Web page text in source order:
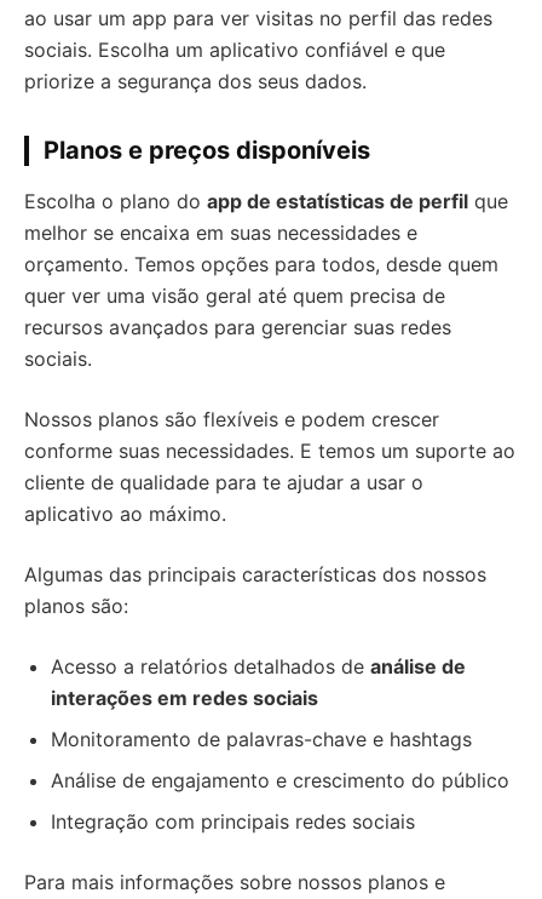
ao usar um app para ver visitas no perfil das redes
sociais. Escolha um aplicativo confiável e que
priorize a segurança dos seus dados.
Planos e preços disponíveis
Escolha o plano do app de estatísticas de perfil que
melhor se encaixa em suas necessidades e
orçamento. Temos opções para todos, desde quem
quer ver uma visão geral até quem precisa de
recursos avançados para gerenciar suas redes
sociais.
Nossos planos são flexíveis e podem crescer
conforme suas necessidades. E temos um suporte ao
cliente de qualidade para te ajudar a usar o
aplicativo ao máximo.
Algumas das principais características dos nossos
planos são:
Acesso a relatórios detalhados de análise de
interações em redes sociais
Monitoramento de palavras-chave e hashtags
Análise de engajamento e crescimento do público
Integração com principais redes sociais
Para mais informações sobre nossos planos e